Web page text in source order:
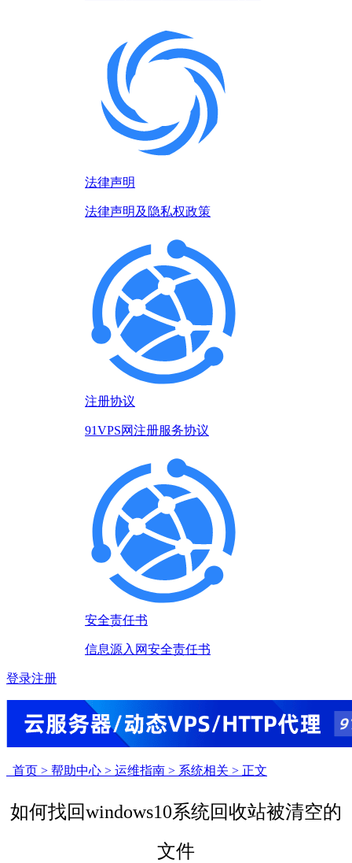
法律声明
法律声明及隐私权政策
注册协议
91VPS网注册服务协议
安全责任书
信息源入网安全责任书
登录注册
首页 > 帮助中心 > 运维指南 > 系统相关 > 正文
如何找回windows10系统回收站被清空的
文件